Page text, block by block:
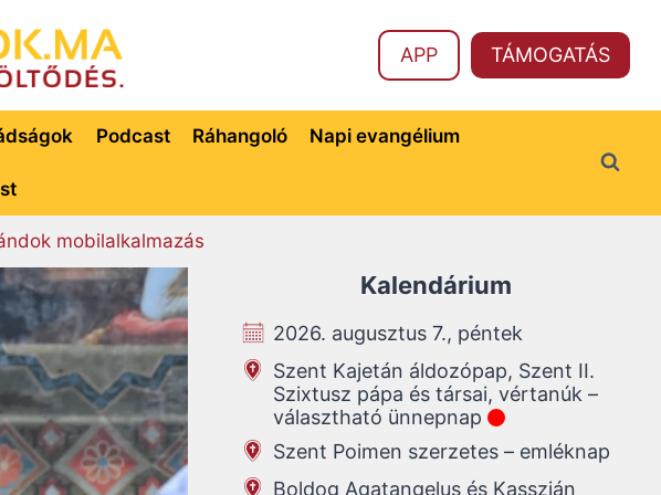
APP TÁMOGATÁS
Podcast Ráhangoló Napi evangélium
mobilalkalmazás
Kalendárium
2026. augusztus 7., péntek
Szent Kajetán áldozópap, Szent II.
Szixtusz pápa és társai, vértanúk –
választható ünnepnap
Szent Poimen szerzetes – emléknap
Boldog Agatangelus és Kasszián